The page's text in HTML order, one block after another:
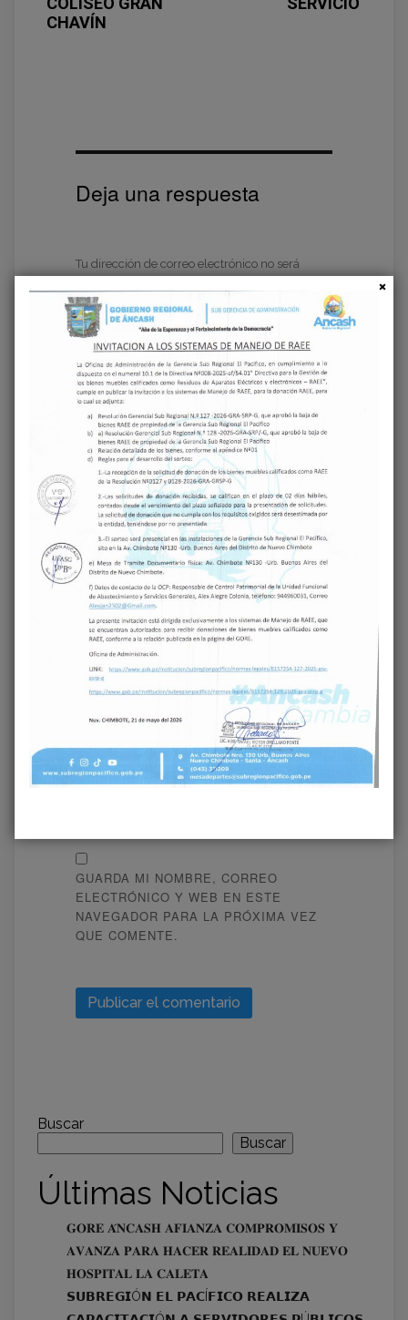
CHAVÍN
Deja una respuesta
Tu dirección de correo electrónico no será
marcados con
COMENTARIO*
NOMBRE*
CORREO ELECTRÓNICO*
WEB
GUARDA MI NOMBRE, CORREO
ELECTRÓNICO Y WEB EN ESTE
NAVEGADOR PARA LA PRÓXIMA VEZ
QUE COMENTE.
Buscar
Buscar
Últimas Noticias
𝐆𝐎𝐑𝐄 𝐀́𝐍𝐂𝐀𝐒𝐇 𝐀𝐅𝐈𝐀𝐍𝐙𝐀 𝐂𝐎𝐌𝐏𝐑𝐎𝐌𝐈𝐒𝐎𝐒 𝐘
𝐀𝐕𝐀𝐍𝐙𝐀 𝐏𝐀𝐑𝐀 𝐇𝐀𝐂𝐄𝐑 𝐑𝐄𝐀𝐋𝐈𝐃𝐀𝐃 𝐄𝐋 𝐍𝐔𝐄𝐕𝐎
𝐇𝐎𝐒𝐏𝐈𝐓𝐀𝐋 𝐋𝐀 𝐂𝐀𝐋𝐄𝐓𝐀
𝗦𝗨𝗕𝗥𝗘𝗚𝗜Ó𝗡 𝗘𝗟 𝗣𝗔𝗖Í𝗙𝗜𝗖𝗢 𝗥𝗘𝗔𝗟𝗜𝗭𝗔